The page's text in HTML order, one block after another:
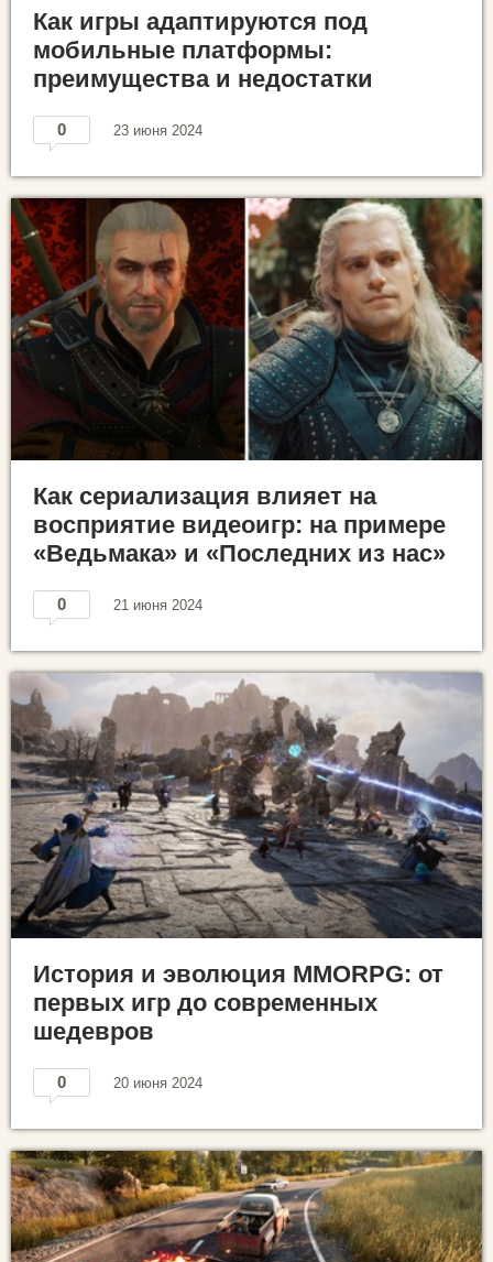
Как игры адаптируются под
мобильные платформы:
преимущества и недостатки
0 23 июня 2024
Как сериализация влияет на
восприятие видеоигр: на примере
«Ведьмака» и «Последних из нас»
0 21 июня 2024
История и эволюция MMORPG: от
первых игр до современных
шедевров
0 20 июня 2024